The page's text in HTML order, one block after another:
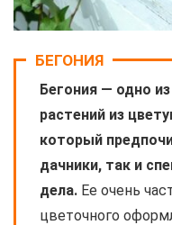
БЕГОНИЯ
Бегония — одно
растений из
который
дачники, так и
дела. Ее очень
цветочного